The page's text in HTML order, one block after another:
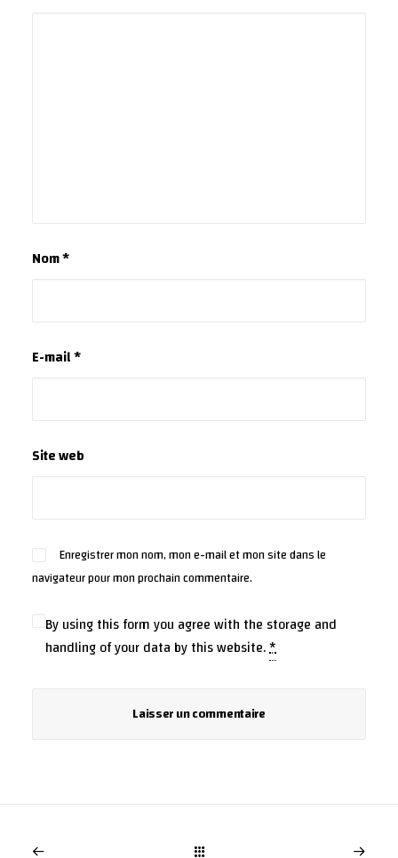
Nom*
E-mail*
Site web
Enregistrer mon nom, mon e-mail et mon site dans le
navigateur pour mon prochain commentaire.
By using this form you agree with the storage and
handling of your data by this website.*